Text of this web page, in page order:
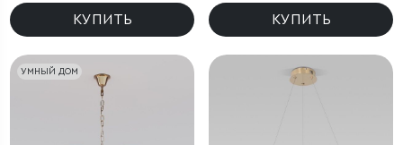
КУПИТЬ КУПИТЬ
УМНЫЙ ДОМ